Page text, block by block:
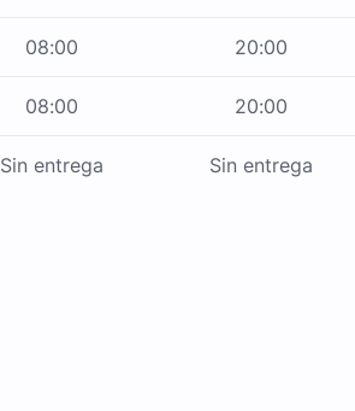
08:00 20:00
08:00 20:00
Sin entrega Sin entrega